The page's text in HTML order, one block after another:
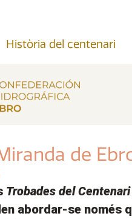
Història del centenari
de
Trobades del Centenari
abordar-se només